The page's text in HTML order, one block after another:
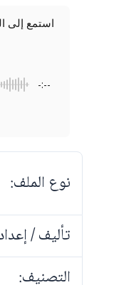
استمع إلى
-:--
نوع الملف:
تأليف /
التصنيف: